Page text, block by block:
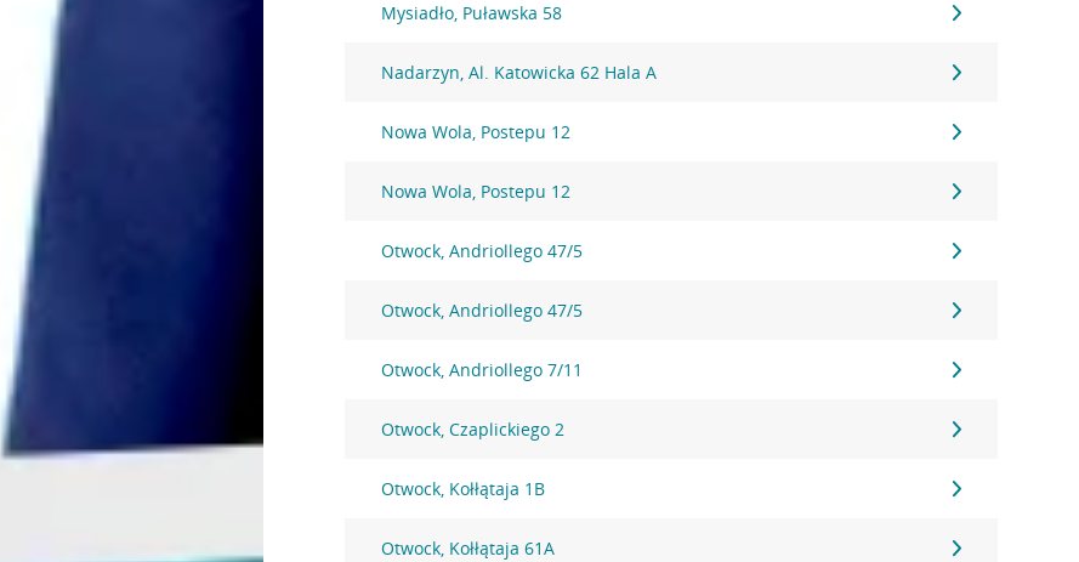
Mysiadło, Puławska 58
Nadarzyn, Al. Katowicka 62 Hala A
Nowa Wola, Postepu 12
Nowa Wola, Postepu 12
Otwock, Andriollego 47/5
Otwock, Andriollego 47/5
Otwock, Andriollego 7/11
Otwock, Czaplickiego 2
Otwock, Kołłątaja 1B
Otwock, Kołłątaja 61A